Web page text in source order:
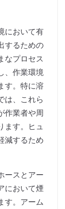
において有
するための
なプロセス
、作業環境
す。特に溶
は、これら
作業者や周
ます。ヒュ
減するため
ースとアー
において煙
す。アーム